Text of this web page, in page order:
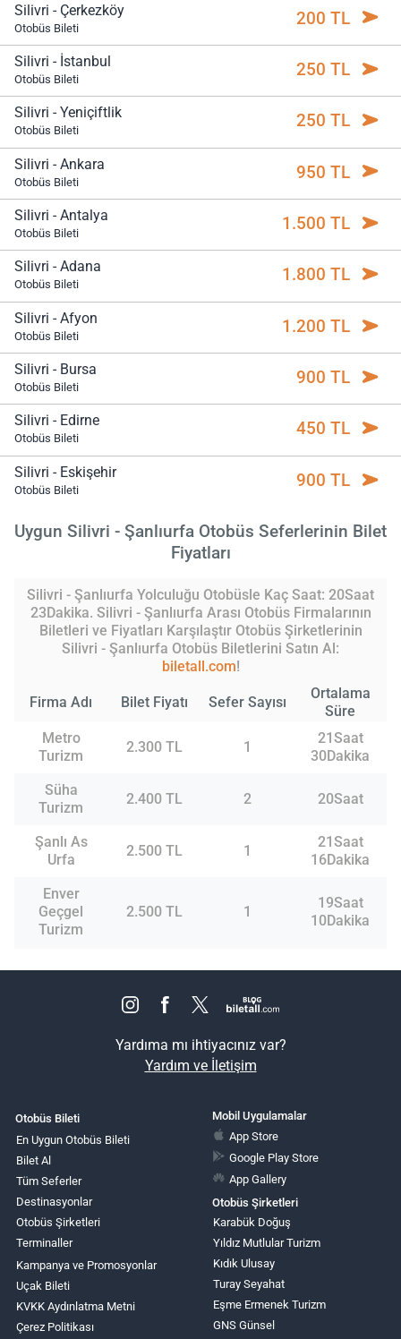
Silivri - Çerkezköy
Otobüs Bileti 200 TL
Silivri - İstanbul
Otobüs Bileti 250 TL
Silivri - Yeniçiftlik
Otobüs Bileti 250 TL
Silivri - Ankara
Otobüs Bileti 950 TL
Silivri - Antalya
Otobüs Bileti 1.500 TL
Silivri - Adana
Otobüs Bileti 1.800 TL
Silivri - Afyon
Otobüs Bileti 1.200 TL
Silivri - Bursa
Otobüs Bileti 900 TL
Silivri - Edirne
Otobüs Bileti 450 TL
Silivri - Eskişehir
Otobüs Bileti 900 TL
Uygun Silivri - Şanlıurfa Otobüs Seferlerinin Bilet
Fiyatları
Silivri - Şanlıurfa Yolculuğu Otobüsle Kaç Saat: 20Saat
23Dakika. Silivri - Şanlıurfa Arası Otobüs Firmalarının
Biletleri ve Fiyatları Karşılaştır Otobüs Şirketlerinin
Silivri - Şanlıurfa Otobüs Biletlerini Satın Al:
biletall.com!
Firma Adı Bilet Fiyatı Sefer Sayısı
Ortalama
Süre
Metro
Turizm
2.300 TL 1
21Saat
30Dakika
Süha
Turizm
2.400 TL 2 20Saat
Şanlı As
Urfa
2.500 TL 1
21Saat
16Dakika
Enver
Geçgel
Turizm
2.500 TL 1
19Saat
10Dakika
Yardıma mı ihtiyacınız var?
Yardım ve İletişim
Otobüs Bileti
En Uygun Otobüs Bileti
Bilet Al
Tüm Seferler
Destinasyonlar
Otobüs Şirketleri
Terminaller
Kampanya ve Promosyonlar
Uçak Bileti
KVKK Aydınlatma Metni
Çerez Politikası
Mobil Uygulamalar
App Store
Google Play Store
App Gallery
Otobüs Şirketleri
Karabük Doğuş
Yıldız Mutlular Turizm
Kıdık Ulusay
Turay Seyahat
Eşme Ermenek Turizm
GNS Günsel